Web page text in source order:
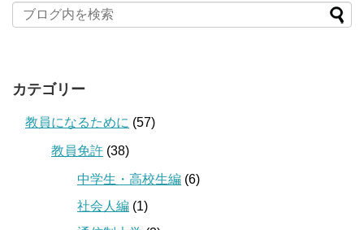
カテゴリー
教員になるために (57)
教員免許 (38)
中学生・高校生編 (6)
社会人編 (1)